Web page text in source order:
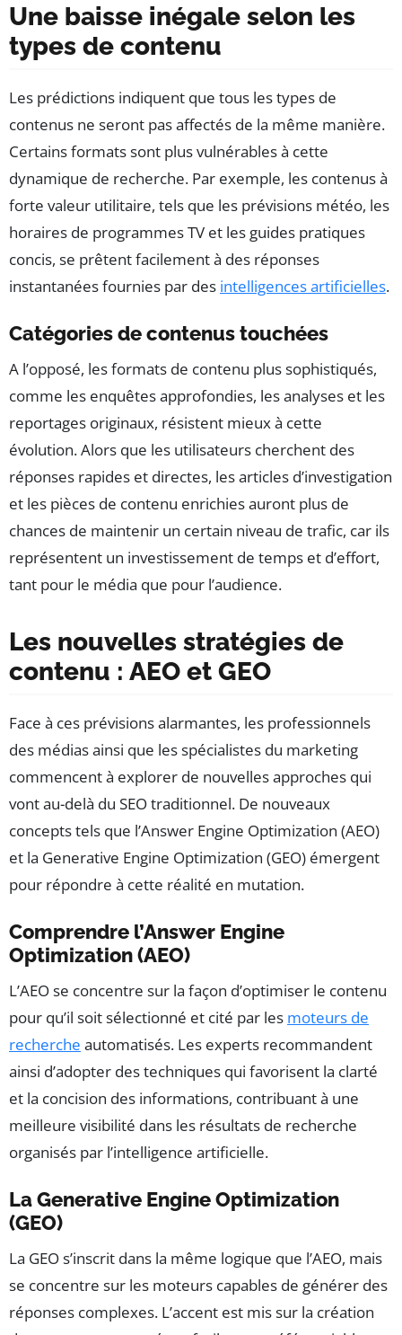
Une baisse inégale selon les
types de contenu
Les prédictions indiquent que tous les types de
contenus ne seront pas affectés de la même manière.
Certains formats sont plus vulnérables à cette
dynamique de recherche. Par exemple, les contenus à
forte valeur utilitaire, tels que les prévisions météo, les
horaires de programmes TV et les guides pratiques
concis, se prêtent facilement à des réponses
instantanées fournies par des intelligences artificielles.
Catégories de contenus touchées
A l’opposé, les formats de contenu plus sophistiqués,
comme les enquêtes approfondies, les analyses et les
reportages originaux, résistent mieux à cette
évolution. Alors que les utilisateurs cherchent des
réponses rapides et directes, les articles d’investigation
et les pièces de contenu enrichies auront plus de
chances de maintenir un certain niveau de trafic, car ils
représentent un investissement de temps et d’effort,
tant pour le média que pour l’audience.
Les nouvelles stratégies de
contenu : AEO et GEO
Face à ces prévisions alarmantes, les professionnels
des médias ainsi que les spécialistes du marketing
commencent à explorer de nouvelles approches qui
vont au-delà du SEO traditionnel. De nouveaux
concepts tels que l’Answer Engine Optimization (AEO)
et la Generative Engine Optimization (GEO) émergent
pour répondre à cette réalité en mutation.
Comprendre l’Answer Engine
Optimization (AEO)
L’AEO se concentre sur la façon d’optimiser le contenu
pour qu’il soit sélectionné et cité par les moteurs de
recherche automatisés. Les experts recommandent
ainsi d’adopter des techniques qui favorisent la clarté
et la concision des informations, contribuant à une
meilleure visibilité dans les résultats de recherche
organisés par l’intelligence artificielle.
La Generative Engine Optimization
(GEO)
La GEO s’inscrit dans la même logique que l’AEO, mais
se concentre sur les moteurs capables de générer des
réponses complexes. L’accent est mis sur la création